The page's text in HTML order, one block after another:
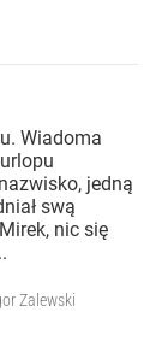
Wiadoma
jedną
swą
nic się
Zalewski